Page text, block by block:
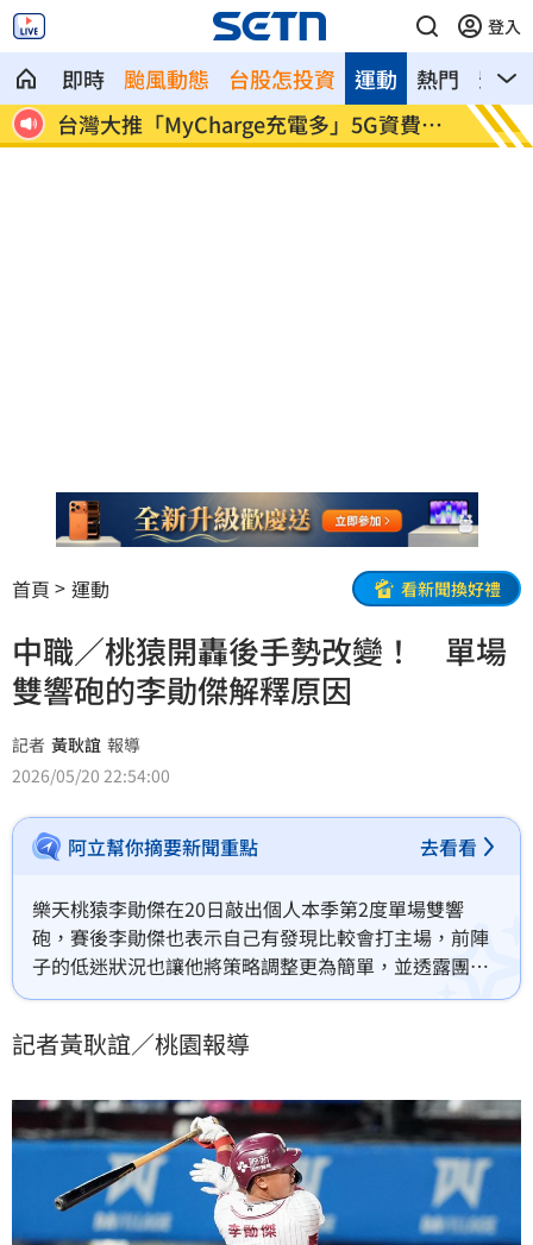
登入
即時 颱風動態 台股怎投資 熱門 影音
運動
資費方
百萬網紅遭騙失蹤 付500萬贖金仍遭撕
票
首頁 運動 看新聞換好禮
中職／桃猿開轟後手勢改變！ 單場
雙響砲的李勛傑解釋原因
記者 黃耿誼 報導
2026/05/20 22:54:00
阿立幫你摘要新聞重點 去看看
樂天桃猿李勛傑在20日敲出個人本季第2度單場雙響
砲，賽後李勛傑也表示自己有發現比較會打主場，前陣
子的低迷狀況也讓他將策略調整更為簡單，並透露團隊
已經改變開轟後的手勢，期盼打線可以和手勢一樣往上
記者黃耿誼／桃園報導